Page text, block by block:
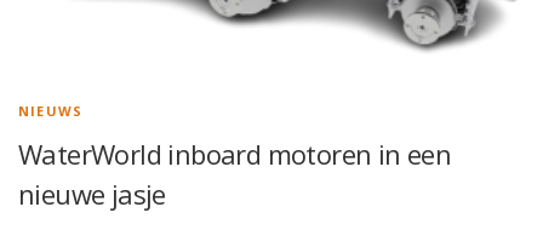
NIEUWS
WaterWorld inboard motoren in een
nieuwe jasje